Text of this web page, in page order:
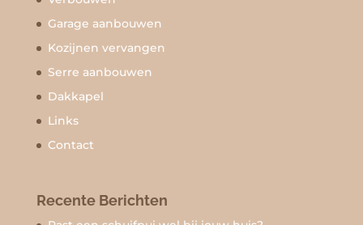
Garage aanbouwen
Kozijnen vervangen
Serre aanbouwen
Dakkapel
Links
Contact
Recente Berichten